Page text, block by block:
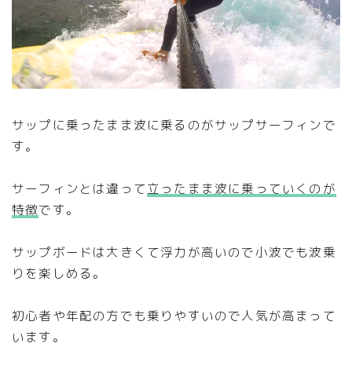
サップに乗ったまま波に乗るのがサップサーフィンで
す。
サーフィンとは違って立ったまま波に乗っていくのが
特徴です。
サップボードは大きくて浮力が高いので小波でも波乗
りを楽しめる。
初心者や年配の方でも乗りやすいので人気が高まって
います。